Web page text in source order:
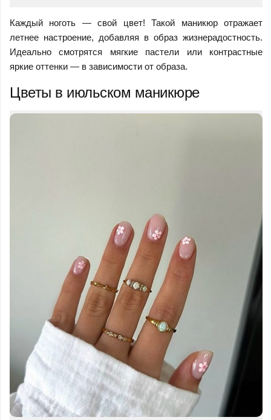
Каждый ноготь — свой цвет! Такой маникюр отражает
летнее настроение, добавляя в образ жизнерадостность.
Идеально смотрятся мягкие пастели или контрастные
яркие оттенки — в зависимости от образа.
Цветы в июльском маникюре